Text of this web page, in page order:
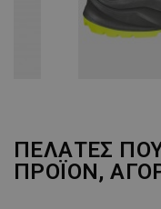
ΠΕΛΆΤΕΣ
ΠΡΟΪΌΝ,